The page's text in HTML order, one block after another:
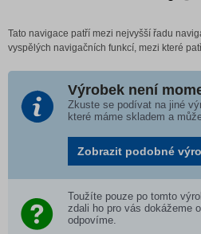
Tato navigace patří mezi nejvyšší řadu
vyspělých navigačních funkcí, mezi které
Výrobek není
Zkuste se podívat na jiné
které máme skladem a
Zobrazit podobné
Toužíte pouze po tomto
zdali ho pro vás dokážeme
odpovíme.